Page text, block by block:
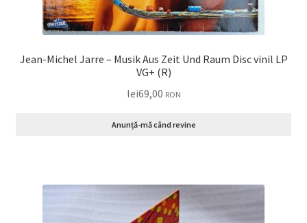
Jean-Michel Jarre – Musik Aus Zeit Und Raum Disc vinil LP
VG+ (R)
lei69,00 RON
Anunță-mă când revine